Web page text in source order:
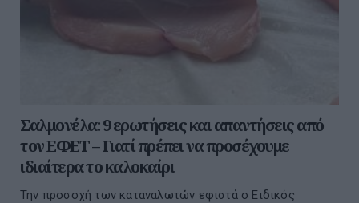
Σαλμονέλα: 9 ερωτήσεις και απαντήσεις από
τον ΕΦΕΤ – Γιατί πρέπει να προσέχουμε
ιδιαίτερα το καλοκαίρι
Την προσοχή των καταναλωτών εφιστά ο Ειδικός